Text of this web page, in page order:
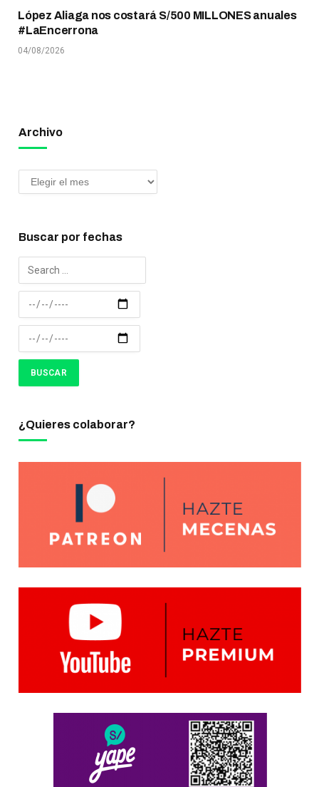
López Aliaga nos costará S/500 MILLONES anuales
#LaEncerrona
04/08/2026
Archivo
Buscar por fechas
¿Quieres colaborar?